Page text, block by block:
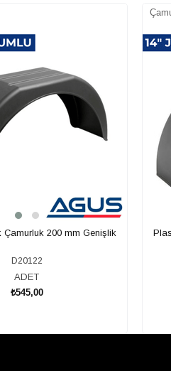
200 mm Genişlik
D20122
ADET
₺545,00